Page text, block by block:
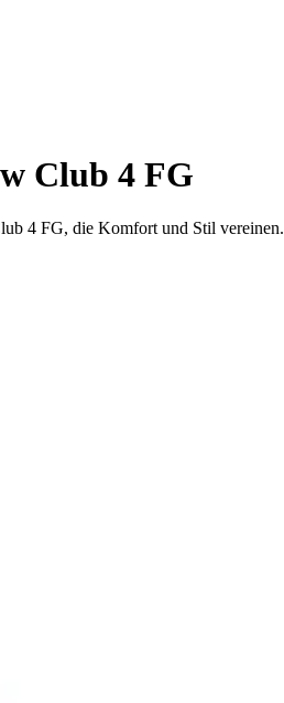
Club 4 FG
4 FG, die Komfort und Stil vereinen.